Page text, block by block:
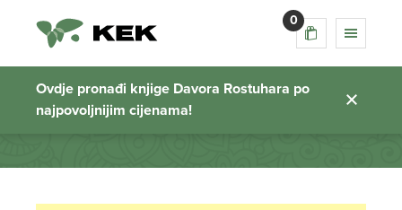
0
Ovdje pronađi knjige Davora Rostuhara po
najpovoljnijim cijenama!
Košarica
Početna stranica